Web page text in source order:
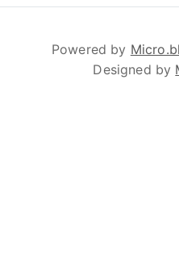
Powered by
Designed by